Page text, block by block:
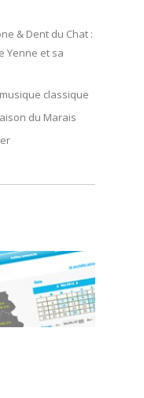
& Dent du Chat :
Yenne et sa
classique
du Marais